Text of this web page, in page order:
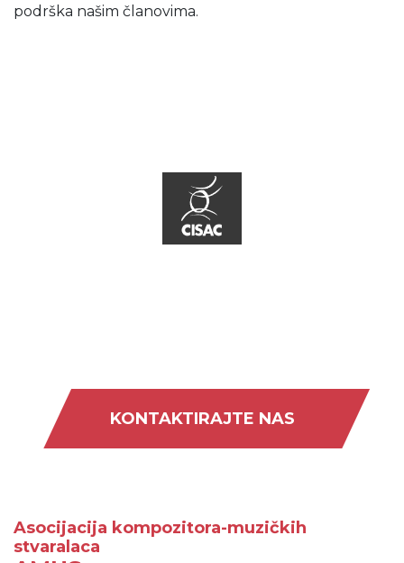
podrška našim članovima.
KONTAKTIRAJTE NAS
Asocijacija kompozitora-muzičkih
stvaralaca